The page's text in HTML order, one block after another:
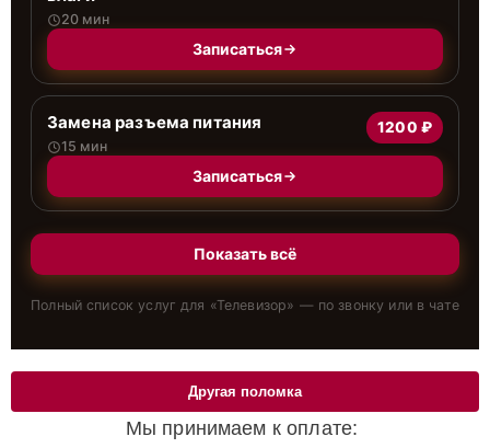
20 мин
Записаться
Замена разъема питания
15 мин
1200 ₽
Записаться
Показать всё
Полный список услуг для «Телевизор» — по звонку или в чате
Мы принимаем к оплате:
Другая поломка